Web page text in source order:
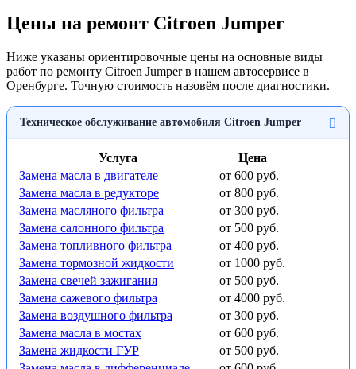
Цены на ремонт Citroen Jumper
Ниже указаны ориентировочные цены на основные виды
работ по ремонту Citroen Jumper в нашем автосервисе в
Оренбурге. Точную стоимость назовём после диагностики.
Техническое обслуживание автомобиля Citroen Jumper
Услуга
Цена
Замена масла в двигателе
от 600 руб.
Замена масла в редукторе
от 800 руб.
Замена масляного фильтра
от 300 руб.
Замена салонного фильтра
от 500 руб.
Замена топливного фильтра
от 400 руб.
Замена тормозной жидкости
от 1000 руб.
Замена свечей зажигания
от 500 руб.
Замена сажевого фильтра
от 4000 руб.
Замена воздушного фильтра
от 300 руб.
Замена масла в мостах
от 600 руб.
Замена жидкости ГУР
от 500 руб.